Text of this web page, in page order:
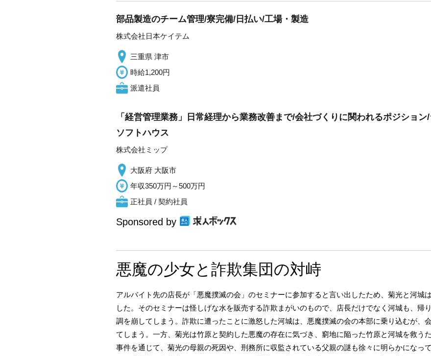
部品製造のチーム管理/寮完備/日払い/工場・製造
株式会社日本ケイテム
三重県 津市
時給1,200円
派遣社員
「経営管理業務」日常経理から業務改善まで/会社づくりに関われるポジション
ソフトハウス
株式会社ミップ
大阪府 大阪市
年収350万円～500万円
正社員 / 契約社員
Sponsored by
悪魔の少女と詐欺集団の対峙
アルバイト先の店長が「悪魔撲滅の会」のセミナーに参加すると言い出したため、菊光と河城
した。そのセミナーは怪しげな水を販売する詐欺まがいのもので、店長だけでなく河城も、帰
調を崩してしまう。詐欺に遭ったことに激怒した河城は、悪魔撲滅の会の本部に乗り込むが、
てしまう。一方、菊光は竹原と契約した悪魔の存在に気づき、窮地に陥った竹原と河城を救う
事件を通じて、菊光の母親の死因や、刑務所に収監されている父親の謎も徐々に明らかになっ